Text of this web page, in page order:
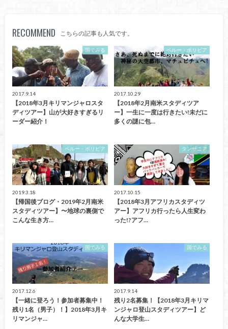
RECOMMEND こちらの記事も人気です。
国でみる
2017.9.14
【2018年3月キリマンジャロスタ
ディツアー】山が大好きすぎるリ
ーダー紹介！
ペルー・ボリビア
2017.10.29
【2018年2月南米スタディツア
ー】一生に一度は行きたい!未だに
多くの謎に包…
ペルー・ボリビア
2019.3.18
【帰国後ブログ・2019年2月南米
スタディツアー】〜地球の裏側で
こんな生き方…
タンザニア
2017.10.15
【2018年3月アフリカスタディツ
アー】アフリカ行ったら人生変わ
った!?アフ…
国でみる
2017.12.6
【一緒に登ろう！参加者募集中！
残り1名（男子）！】2018年3月キ
リマンジャ…
国でみる
2017.9.14
残り2名募集！【2018年3月キリマ
ンジャロ登山スタディツアー】ど
んな大学生…